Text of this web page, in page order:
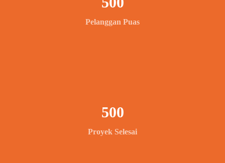
Pelanggan Puas
Proyek Selesai
500